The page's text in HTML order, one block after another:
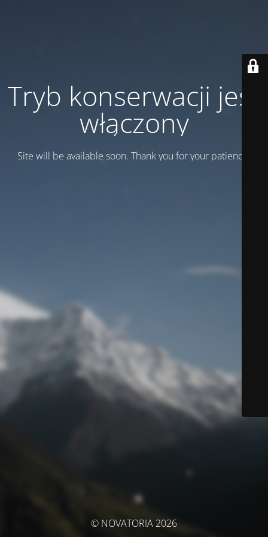
Tryb konserwacji jest
włączony
Site will be available soon. Thank you for your patience!
© NOVATORIA 2026